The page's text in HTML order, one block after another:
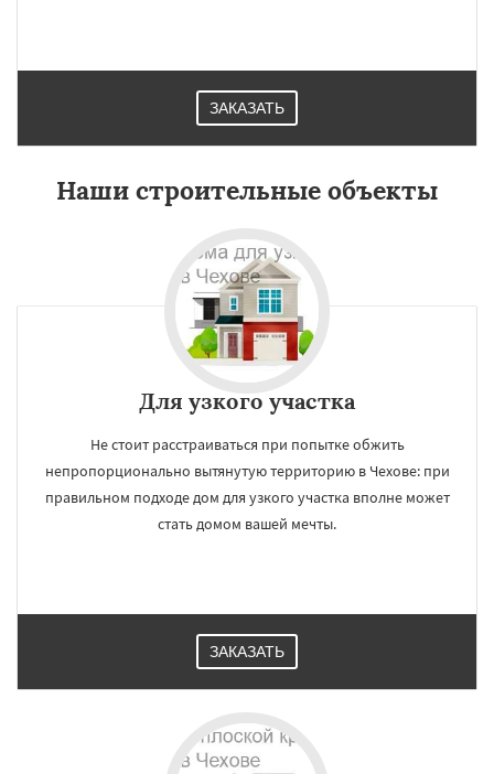
ЗАКАЗАТЬ
Наши строительные объекты
Для узкого участка
Не стоит расстраиваться при попытке обжить
непропорционально вытянутую территорию в Чехове: при
правильном подходе дом для узкого участка вполне может
стать домом вашей мечты.
ЗАКАЗАТЬ